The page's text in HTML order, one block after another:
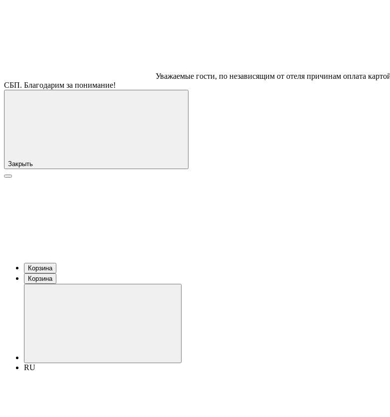
Уважаемые гости, по независящим от отеля причинам оплата
СБП. Благодарим за понимание!
Закрыть
Корзина
Корзина
RU